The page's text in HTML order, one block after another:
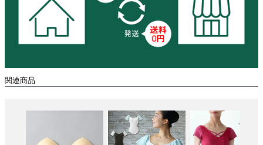
関連商品